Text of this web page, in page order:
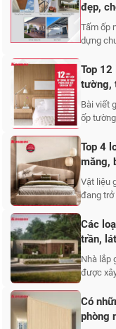
đẹp,
Tấm ốp
dựng
Top
tường,
cách
Bài viết
ốp
Top 4
măng,
nhẹ,
Vật liệu
đang trở
Các
trần,
ghép
Nhà lắp
được
Có
phòng